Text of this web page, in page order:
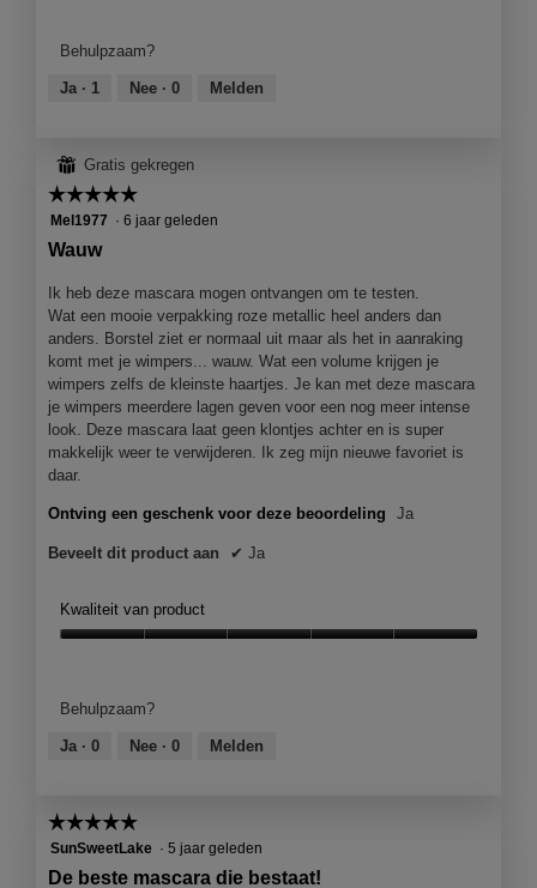
5
van
Behulpzaam?
Ja · 1 Nee · 0 Melden
⊞ Gratis gekregen
☆☆☆☆☆
☆☆☆☆☆
5
van
sterren.
Mel1977 · 6 jaar geleden
Wauw
Ik heb deze mascara mogen ontvangen om te testen.
Wat een mooie verpakking roze metallic heel anders dan
anders. Borstel ziet er normaal uit maar als het in aanraking
komt met je wimpers... wauw. Wat een volume krijgen je
wimpers zelfs de kleinste haartjes. Je kan met deze mascara
je wimpers meerdere lagen geven voor een nog meer intense
look. Deze mascara laat geen klontjes achter en is super
makkelijk weer te verwijderen. Ik zeg mijn nieuwe favoriet is
daar.
Ontving een geschenk voor deze beoordeling Ja
Beveelt dit product aan ✔ Ja
Kwaliteit van product
5
van
Behulpzaam?
Ja · 0 Nee · 0 Melden
☆☆☆☆☆
☆☆☆☆☆
5
van
SunSweetLake · 5 jaar geleden
De beste mascara die bestaat!